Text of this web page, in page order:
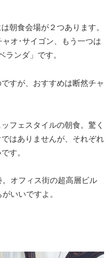
朝食会場が２つあります。
オ･サイゴン、もう一つは
ランダ」です。
すが、おすすめは断然チャ
フェスタイルの朝食。驚く
はありませんが、それぞれ
す。
オフィス街の超高層ビル
いいですよ。